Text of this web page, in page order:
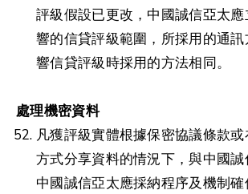
評級假設已更改，中國誠信亞太
響的信貸評級範圍，所採用的通
響信貸評級時採用的方法相同。
處理機密資料
凡獲評級實體根據保密協議條款
方式分享資料的情況下，與中國誠
中國誠信亞太應採納程序及機制